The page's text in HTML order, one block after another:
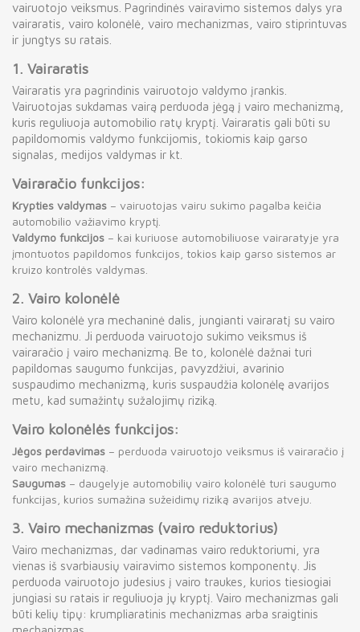
vairuotojo veiksmus. Pagrindinės vairavimo sistemos dalys yra
vairaratis, vairo kolonėlė, vairo mechanizmas, vairo stiprintuvas
ir jungtys su ratais.
1. Vairaratis
Vairaratis yra pagrindinis vairuotojo valdymo įrankis.
Vairuotojas sukdamas vairą perduoda jėgą į vairo mechanizmą,
kuris reguliuoja automobilio ratų kryptį. Vairaratis gali būti su
papildomomis valdymo funkcijomis, tokiomis kaip garso
signalas, medijos valdymas ir kt.
Vairaračio funkcijos:
Krypties valdymas – vairuotojas vairu sukimo pagalba keičia
automobilio važiavimo kryptį.
Valdymo funkcijos – kai kuriuose automobiliuose vairaratyje yra
įmontuotos papildomos funkcijos, tokios kaip garso sistemos ar
kruizo kontrolės valdymas.
2. Vairo kolonėlė
Vairo kolonėlė yra mechaninė dalis, jungianti vairaratį su vairo
mechanizmu. Ji perduoda vairuotojo sukimo veiksmus iš
vairaračio į vairo mechanizmą. Be to, kolonėlė dažnai turi
papildomas saugumo funkcijas, pavyzdžiui, avarinio
suspaudimo mechanizmą, kuris suspaudžia kolonėlę avarijos
metu, kad sumažintų sužalojimų riziką.
Vairo kolonėlės funkcijos:
Jėgos perdavimas – perduoda vairuotojo veiksmus iš vairaračio į
vairo mechanizmą.
Saugumas – daugelyje automobilių vairo kolonėlė turi saugumo
funkcijas, kurios sumažina sužeidimų riziką avarijos atveju.
3. Vairo mechanizmas (vairo reduktorius)
Vairo mechanizmas, dar vadinamas vairo reduktoriumi, yra
vienas iš svarbiausių vairavimo sistemos komponentų. Jis
perduoda vairuotojo judesius į vairo traukes, kurios tiesiogiai
jungiasi su ratais ir reguliuoja jų kryptį. Vairo mechanizmas gali
būti kelių tipų: krumpliaratinis mechanizmas arba sraigtinis